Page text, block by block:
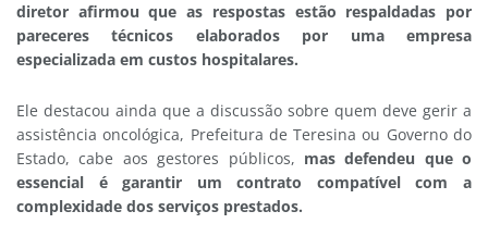
diretor afirmou que as respostas estão respaldadas por
pareceres técnicos elaborados por uma empresa
especializada em custos hospitalares.
Ele destacou ainda que a discussão sobre quem deve gerir a
assistência oncológica, Prefeitura de Teresina ou Governo do
Estado, cabe aos gestores públicos, mas defendeu que o
essencial é garantir um contrato compatível com a
complexidade dos serviços prestados.